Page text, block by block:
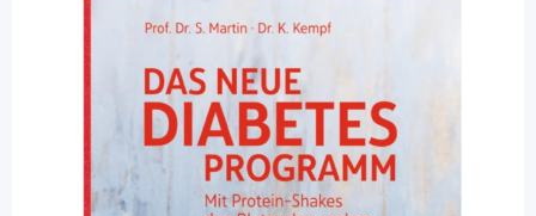
Das neue Diabetes-Programm - S.
Martin, K. Kempf / 1 Buch
Diashop.de Kat.-Nr. 111798
sofort verfügbar
Lieferzeit 1-3 Werktage